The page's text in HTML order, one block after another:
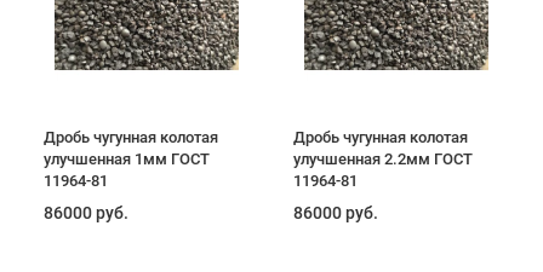
Дробь чугунная колотая
улучшенная 1мм ГОСТ
11964-81
86000 руб.
Дробь чугунная колотая
улучшенная 2.2мм ГОСТ
11964-81
86000 руб.